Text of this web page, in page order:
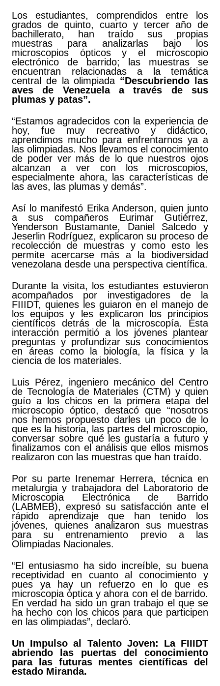
Los estudiantes, comprendidos entre los
grados de quinto, cuarto y tercer año de
bachillerato, han traído sus propias
muestras para analizarlas bajo los
microscopios ópticos y el microscopio
electrónico de barrido; las muestras se
encuentran relacionadas a la temática
central de la olimpiada “Descubriendo las
aves de Venezuela a través de sus
plumas y patas”.
“Estamos agradecidos con la experiencia de
hoy, fue muy recreativo y didáctico,
aprendimos mucho para enfrentarnos ya a
las olimpiadas. Nos llevamos el conocimiento
de poder ver más de lo que nuestros ojos
alcanzan a ver con los microscopios,
especialmente ahora, las características de
las aves, las plumas y demás”.
Así lo manifestó Erika Anderson, quien junto
a sus compañeros Eurimar Gutiérrez,
Yenderson Bustamante, Daniel Salcedo y
Jeserlin Rodríguez, explicaron su proceso de
recolección de muestras y como esto les
permite acercarse más a la biodiversidad
venezolana desde una perspectiva científica.
Durante la visita, los estudiantes estuvieron
acompañados por investigadores de la
FIIIDT, quienes les guiaron en el manejo de
los equipos y les explicaron los principios
científicos detrás de la microscopía. Esta
interacción permitió a los jóvenes plantear
preguntas y profundizar sus conocimientos
en áreas como la biología, la física y la
ciencia de los materiales.
Luis Pérez, ingeniero mecánico del Centro
de Tecnología de Materiales (CTM) y quien
guío a los chicos en la primera etapa del
microscopio óptico, destacó que “nosotros
nos hemos propuesto darles un poco de lo
que es la historia, las partes del microscopio,
conversar sobre qué les gustaría a futuro y
finalizamos con el análisis que ellos mismos
realizaron con las muestras que han traído.
Por su parte Irenemar Herrera, técnica en
metalurgia y trabajadora del Laboratorio de
Microscopia Electrónica de Barrido
(LABMEB), expresó su satisfacción ante el
rápido aprendizaje que han tenido los
jóvenes, quienes analizaron sus muestras
para su entrenamiento previo a las
Olimpiadas Nacionales.
“El entusiasmo ha sido increíble, su buena
receptividad en cuanto al conocimiento y
pues ya hay un refuerzo en lo que es
microscopia óptica y ahora con el de barrido.
En verdad ha sido un gran trabajo el que se
ha hecho con los chicos para que participen
en las olimpiadas”, declaró.
Un Impulso al Talento Joven: La FIIIDT
abriendo las puertas del conocimiento
para las futuras mentes científicas del
estado Miranda.